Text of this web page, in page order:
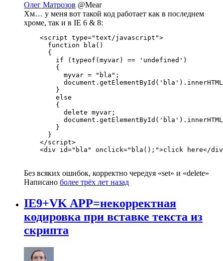
Олег Матрозов @Mear
Хм… у меня вот такой код работает как в последнем
хроме, так и в IE 6 & 8:
    <script type="text/javascript">
      function bla()
      {
        if (typeof(myvar) == 'undefined')
        {
          myvar = "bla";
        }
        else
        {
          delete myvar;
        }
      }
    </script>
Без всяких ошибок, корректно чередуя «set» и «delete»
Написано более трёх лет назад
IE9+VK APP=некорректная
кодировка при вставке текста из
скрипта